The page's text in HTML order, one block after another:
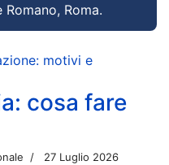
Roma.
motivi e
cosa fare
27 Luglio 2026